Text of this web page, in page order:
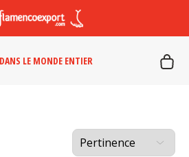
LE MONDE ENTIER